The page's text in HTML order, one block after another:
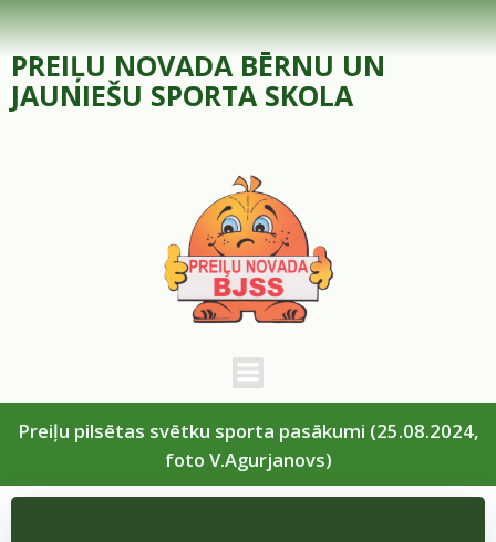
Skip
to
content
PREIĻU NOVADA BĒRNU UN
JAUNIEŠU SPORTA SKOLA
Preiļu pilsētas svētku sporta pasākumi (25.08.2024,
foto V.Agurjanovs)